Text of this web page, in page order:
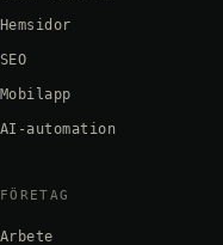
Hemsidor
SEO
Mobilapp
AI-automation
FÖRETAG
Arbete